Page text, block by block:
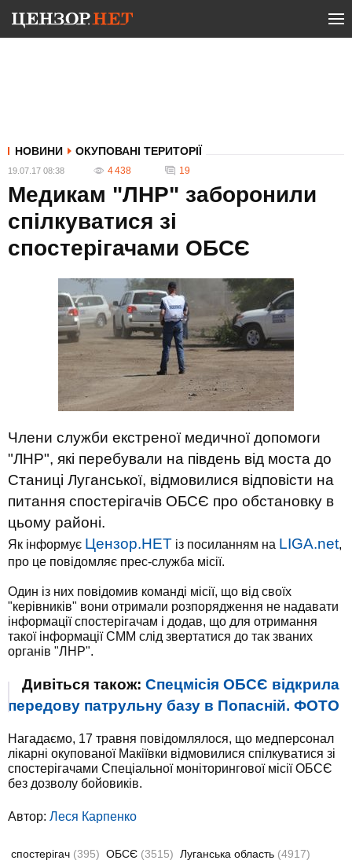
НОВИНИ ОКУПОВАНІ ТЕРИТОРІЇ
19.07.17 08:38 4 438 19
Медикам "ЛНР" заборонили
спілкуватися зі
спостерігачами ОБСЄ
Члени служби екстреної медичної допомоги
"ЛНР", які перебували на південь від моста до
Станиці Луганської, відмовилися відповісти на
питання спостерігачів ОБСЄ про обстановку в
цьому районі.
Як інформує Цензор.НЕТ із посиланням на LIGA.net,
про це повідомляє прес-служба місії.
Один із них повідомив команді місії, що від своїх
"керівників" вони отримали розпорядження не надавати
інформації спостерігачам і додав, що для отримання
такої інформації СММ слід звертатися до так званих
органів "ЛНР".
Дивіться також: Спецмісія ОБСЄ відкрила
передову патрульну базу в Попасній. ФОТО
Нагадаємо, 17 травня повідомлялося, що медперсонал
лікарні окупованої Макіївки відмовилися спілкуватися зі
спостерігачами Спеціальної моніторингової місії ОБСЄ
без дозволу бойовиків.
Автор: Леся Карпенко
спостерігач (395) ОБСЄ (3515) Луганська область (4917)